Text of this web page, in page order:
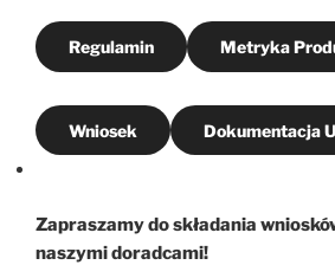
Regulamin Metryka
Wniosek Dokumentacja
Zapraszamy do składania
naszymi doradcami!